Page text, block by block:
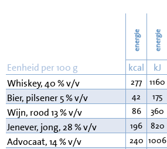
energie energie
Eenheid per 100 g kcal kJ
Whiskey, 40 % v/v
277 1160
Bier, pilsener 5 % v/v 42 175
Wijn, rood 13 % v/v 86 360
Jenever, jong, 28 % v/v 196 820
Advocaat, 14 % v/v 240 1006